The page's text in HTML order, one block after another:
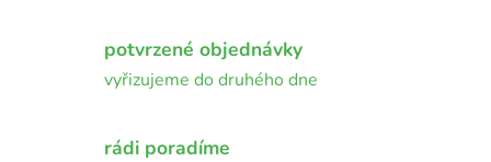
potvrzené objednávky
vyřizujeme do druhého dne
rádi poradíme